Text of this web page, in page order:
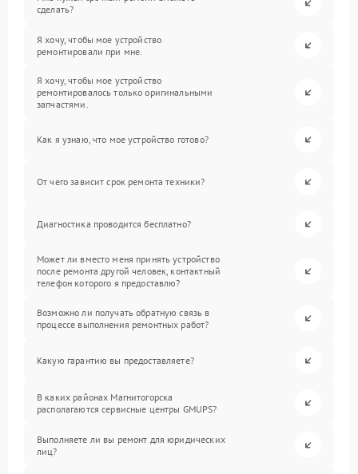
сделать?
Я хочу, чтобы мое устройство
ремонтировали при мне.
Я хочу, чтобы мое устройство
ремонтировалось только оригинальными
запчастями.
Как я узнаю, что мое устройство готово?
От чего зависит срок ремонта техники?
Диагностика проводится бесплатно?
Может ли вместо меня принять устройство
после ремонта другой человек, контактный
телефон которого я предоставлю?
Возможно ли получать обратную связь в
процессе выполнения ремонтных работ?
Какую гарантию вы предоставляете?
В каких районах Магнитогорска
располагаются сервисные центры GMUPS?
Выполняете ли вы ремонт для юридических
лиц?